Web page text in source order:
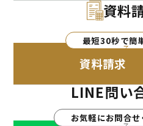
資料
最短30秒で簡
資料請求
LINE問い
お気軽にお問合